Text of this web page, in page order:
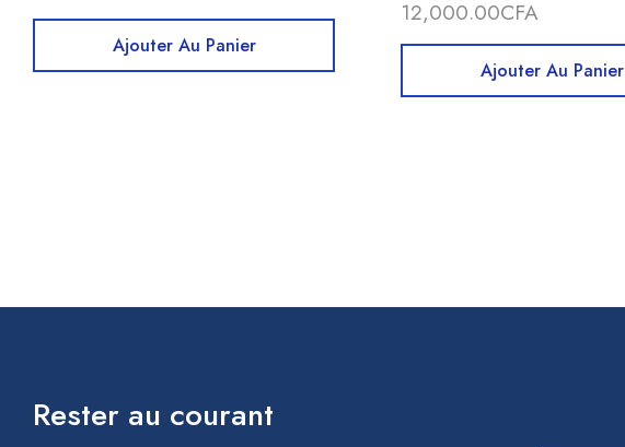
Ajouter Au Panier
12,000.00CFA
Ajouter Au Panier
Rester au courant